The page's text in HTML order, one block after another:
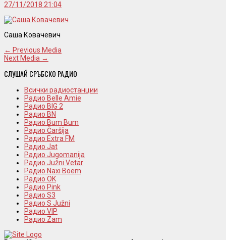
27/11/2018 21:04
Саша Ковачевич
← Previous Media
Next Media →
СЛУШАЙ СРЪБСКО РАДИО
Всички радиостанции
Радио Belle Amie
Радио BIG 2
Радио BN
Радио Bum Bum
Радио Čaršija
Радио Extra FM
Радио Jat
Радио Jugomanija
Радио Južni Vetar
Радио Naxi Boem
Радио OK
Радио Pink
Радио S3
Радио S Južni
Радио VIP
Радио Zam